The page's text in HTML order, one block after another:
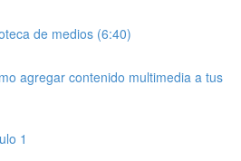
de medios (6:40)
agregar contenido multimedia a tus
1